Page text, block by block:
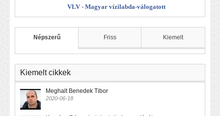
VLV - Magyar vízilabda-válogatott
Népszerű Friss Kiemelt
Kiemelt cikkek
Meghalt Benedek Tibor
2020-06-18